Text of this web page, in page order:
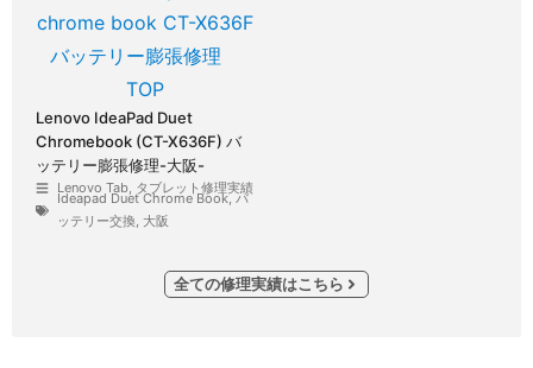
Lenovo IdeaPad Duet
Chromebook (CT-X636F) バ
ッテリー膨張修理-大阪-
Lenovo Tab, タブレット修理実績
Ideapad Duet Chrome Book, バ
ッテリー交換, 大阪
全ての修理実績はこちら